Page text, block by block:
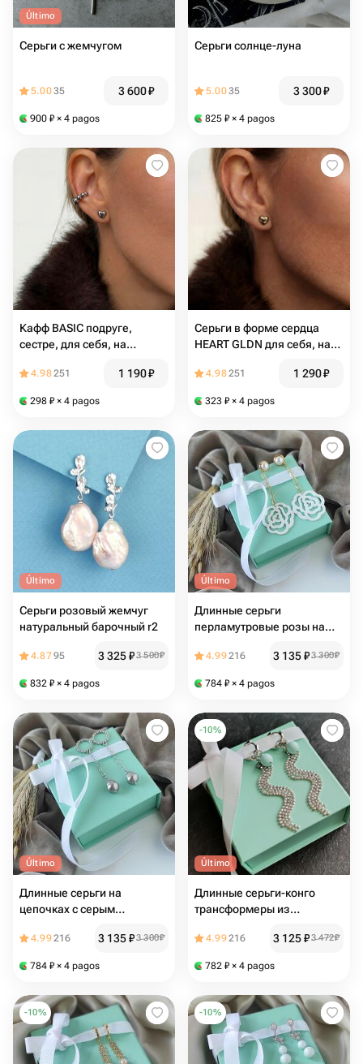
Último
Серьги с жемчугом
5.0035 3 600₽
900 ₽ × 4 pagos
Серьги солнце-луна
5.0035 3 300₽
825 ₽ × 4 pagos
Кафф BASIC подруге,
сестре, для себя, на
4.98251 1 190₽
298 ₽ × 4 pagos
Серьги в форме сердца
HEART GLDN для себя, на
4.98251 1 290₽
323 ₽ × 4 pagos
Último
Серьги розовый жемчуг
натуральный барочный r2
4.8795 3 325₽3 500₽
832 ₽ × 4 pagos
Último
Длинные серьги
перламутровые розы на
девушке
4.99216 3 135₽3 300₽
784 ₽ × 4 pagos
Último
Длинные серьги на
цепочках с серым
Подарок девушке
4.99216 3 135₽3 300₽
784 ₽ × 4 pagos
-10%
Último
Длинные серьги-конго
трансформеры из
девушке
4.99216 3 125₽3 472₽
782 ₽ × 4 pagos
-10% -10%